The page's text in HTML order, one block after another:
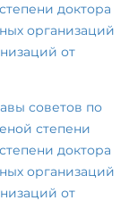
доктора
организаций
от
советов по
степени
доктора
организаций
от